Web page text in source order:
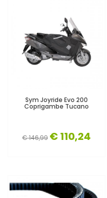
Sym Joyride Evo 200
Coprigambe Tucano
€ 146,99 € 110,24